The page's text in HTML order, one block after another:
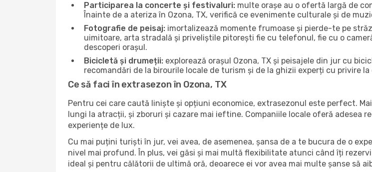
Participarea la concerte și festivaluri: multe orașe au o ofertă largă de
Înainte de a ateriza în Ozona, TX, verifică ce evenimente culturale și de
Fotografie de peisaj: imortalizează momente frumoase și pierde-te pe
uimitoare, arta stradală și priveliștile pitorești fie cu telefonul, fie cu o
descoperi orașul.
Bicicletă și drumeții: explorează orașul Ozona, TX și peisajele din jur cu
recomandări de la birourile locale de turism și de la ghizii experți cu privire
Ce să faci în extrasezon în Ozona, TX
Pentru cei care caută liniște și opțiuni economice, extrasezonul este perfect.
lungi la atracții, și zboruri și cazare mai ieftine. Companiile locale oferă adesea
experiențe de lux.
Cu mai puțini turiști în jur, vei avea, de asemenea, șansa de a te bucura de o
nivel mai profund. În plus, vei găsi și mai multă flexibilitate atunci când îți
ideal și pentru călătorii de ultimă oră, deoarece ei vor avea mai multe șanse să